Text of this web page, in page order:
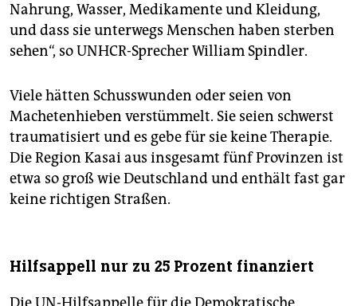
Nahrung, Wasser, Medikamente und Kleidung,
und dass sie unterwegs Menschen haben sterben
sehen“, so UNHCR-Sprecher William Spindler.
Viele hätten Schusswunden oder seien von
Machetenhieben verstümmelt. Sie seien schwerst
traumatisiert und es gebe für sie keine Therapie.
Die Region Kasai aus insgesamt fünf Provinzen ist
etwa so groß wie Deutschland und enthält fast gar
keine richtigen Straßen.
Hilfsappell nur zu 25 Prozent finanziert